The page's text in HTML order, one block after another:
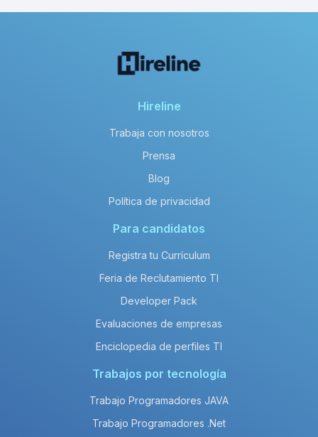
Hireline
Trabaja con nosotros
Prensa
Blog
Política de privacidad
Para candidatos
Registra tu Currículum
Feria de Reclutamiento TI
Developer Pack
Evaluaciones de empresas
Enciclopedia de perfiles TI
Trabajos por tecnología
Trabajo Programadores JAVA
Trabajo Programadores .Net